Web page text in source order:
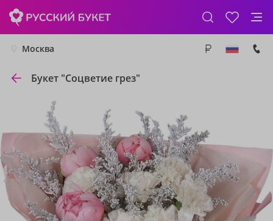
Москва
Букет "Соцветие грез"